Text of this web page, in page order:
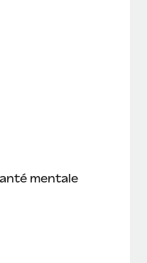
mentale